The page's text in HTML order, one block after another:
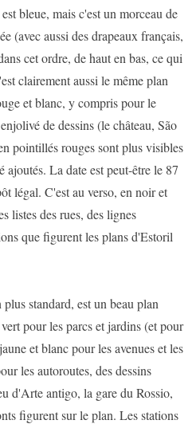
bleue, mais c'est un morceau de
(avec aussi des drapeaux français,
cet ordre, de haut en bas, ce qui
clairement aussi le même plan
et blanc, y compris pour le
de dessins (le château, São
pointillés rouges sont plus visibles
ajoutés. La date est peut-être le 87
légal. C'est au verso, en noir et
listes des rues, des lignes
que figurent les plans d'Estoril
standard, est un beau plan
pour les parcs et jardins (et pour
et blanc pour les avenues et les
les autoroutes, des dessins
d'Arte antigo, la gare du Rossio,
figurent sur le plan. Les stations